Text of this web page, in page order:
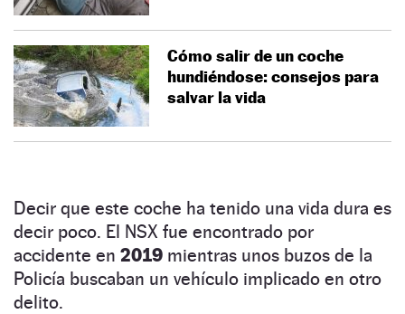
Cómo salir de un coche
hundiéndose: consejos para
salvar la vida
Decir que este coche ha tenido una vida dura es
decir poco. El NSX fue encontrado por
accidente en 2019 mientras unos buzos de la
Policía buscaban un vehículo implicado en otro
delito.